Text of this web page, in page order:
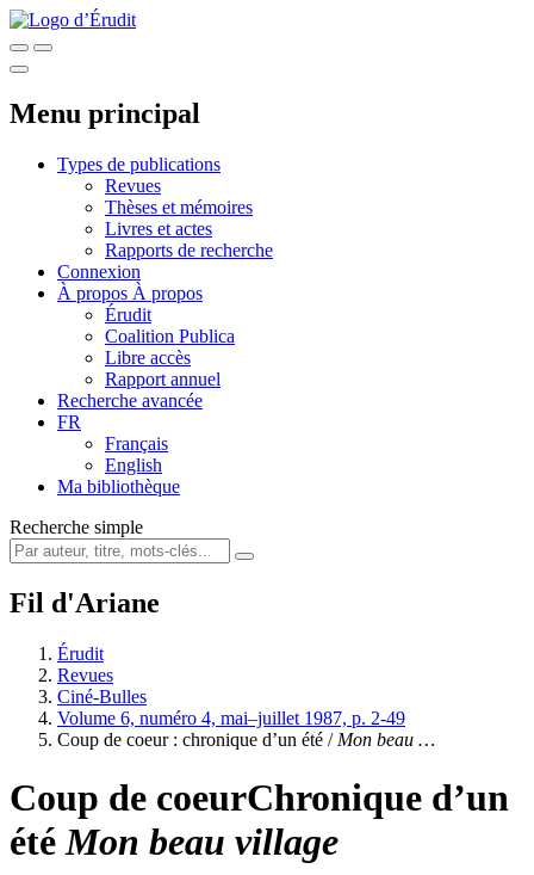
Menu principal
Types de publications
Revues
Thèses et mémoires
Livres et actes
Rapports de recherche
Connexion
À propos À propos
Érudit
Coalition Publica
Libre accès
Rapport annuel
Recherche avancée
FR
Français
English
Ma bibliothèque
Recherche simple
Fil d'Ariane
Érudit
Revues
Ciné-Bulles
Volume 6, numéro 4, mai–juillet 1987, p. 2-49
Coup de coeur : chronique d’un été / Mon beau …
Coup de coeurChronique d’un
été Mon beau village